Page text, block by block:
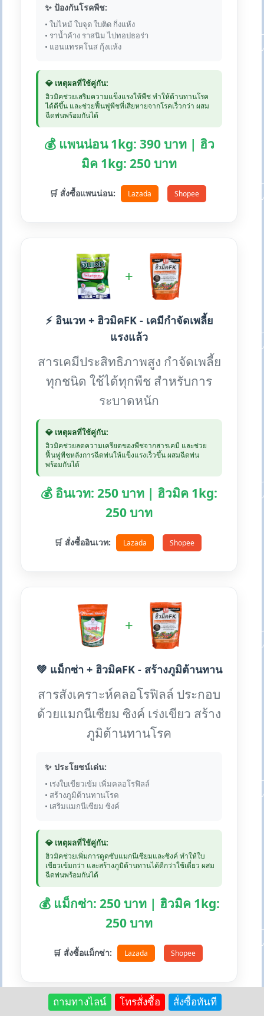
✨ ป้องกันโรคพืช:
• ใบไหม้ ใบจุด ใบติด กิ่งแห้ง
• ราน้ำค้าง ราสนิม ไปทอปธอร่า
• แอนแทรคโนส กุ้งแห้ง
💎 เหตุผลที่ใช้คู่กัน:
ฮิวมิคช่วยเสริมความแข็งแรงให้พืช ทำให้ต้านทานโรค
ได้ดีขึ้น และช่วยฟื้นฟูพืชที่เสียหายจากโรคเร็วกว่า ผสม
ฉีดพ่นพร้อมกันได้
💰 แพนน่อน 1kg: 390 บาท | ฮิว
มิค 1kg: 250 บาท
🛒 สั่งซื้อแพนน่อน: Lazada Shopee
+
⚡ อินเวท + ฮิวมิคFK - เคมีกำจัดเพลี้ย
แรงแล้ว
สารเคมีประสิทธิภาพสูง กำจัดเพลี้ย
ทุกชนิด ใช้ได้ทุกพืช สำหรับการ
ระบาดหนัก
💎 เหตุผลที่ใช้คู่กัน:
ฮิวมิคช่วยลดความเครียดของพืชจากสารเคมี และช่วย
ฟื้นฟูพืชหลังการฉีดพ่นให้แข็งแรงเร็วขึ้น ผสมฉีดพ่น
พร้อมกันได้
💰 อินเวท: 250 บาท | ฮิวมิค 1kg:
250 บาท
🛒 สั่งซื้ออินเวท: Lazada Shopee
+
💚 แม็กซ่า + ฮิวมิคFK - สร้างภูมิต้านทาน
สารสังเคราะห์คลอโรฟิลล์ ประกอบ
ด้วยแมกนีเซียม ซิงค์ เร่งเขียว สร้าง
ภูมิต้านทานโรค
✨ ประโยชน์เด่น:
• เร่งใบเขียวเข้ม เพิ่มคลอโรฟิลล์
• สร้างภูมิต้านทานโรค
• เสริมแมกนีเซียม ซิงค์
💎 เหตุผลที่ใช้คู่กัน:
ฮิวมิคช่วยเพิ่มการดูดซับแมกนีเซียมและซิงค์ ทำให้ใบ
เขียวเข้มกว่า และสร้างภูมิต้านทานได้ดีกว่าใช้เดี่ยว ผสม
ฉีดพ่นพร้อมกันได้
💰 แม็กซ่า: 250 บาท | ฮิวมิค 1kg:
250 บาท
🛒 สั่งซื้อแม็กซ่า: Lazada Shopee
ถามทางไลน์ โทรสั่งซื้อ สั่งซื้อทันที